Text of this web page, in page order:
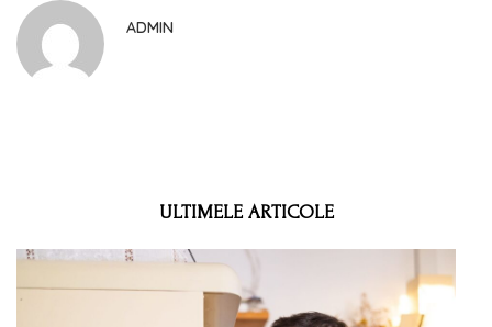
ADMIN
ULTIMELE ARTICOLE